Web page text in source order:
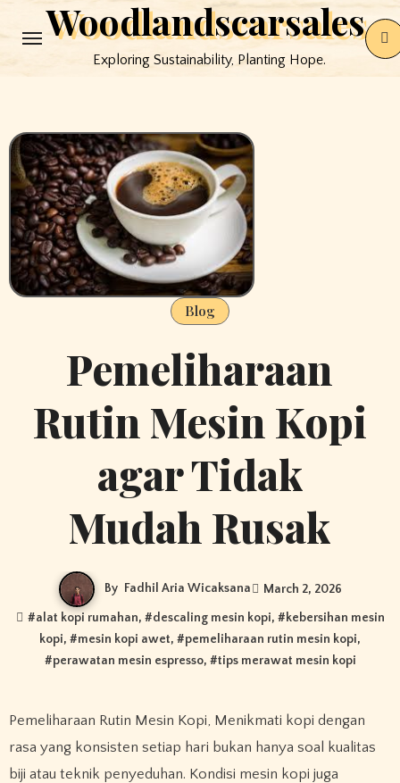
to
Woodlandscarsales
Exploring Sustainability, Planting Hope.
Blog
Pemeliharaan
Rutin Mesin Kopi
agar Tidak
Mudah Rusak
By Fadhil Aria Wicaksana
March 2, 2026
#alat kopi rumahan, #descaling mesin kopi, #kebersihan mesin
kopi, #mesin kopi awet, #pemeliharaan rutin mesin kopi,
#perawatan mesin espresso, #tips merawat mesin kopi
Pemeliharaan Rutin Mesin Kopi, Menikmati kopi dengan
rasa yang konsisten setiap hari bukan hanya soal kualitas
biji atau teknik penyeduhan. Kondisi mesin kopi juga